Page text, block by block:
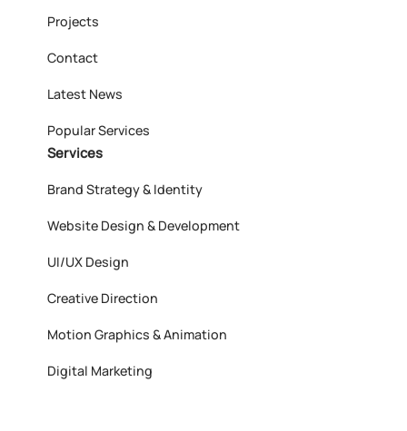
Projects
Contact
Latest News
Popular Services
Services
Brand Strategy & Identity
Website Design & Development
UI/UX Design
Creative Direction
Motion Graphics & Animation
Digital Marketing